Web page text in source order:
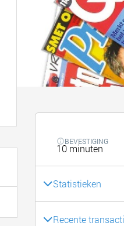
BEVESTIGING
10 minuten
Statistieken
Recente